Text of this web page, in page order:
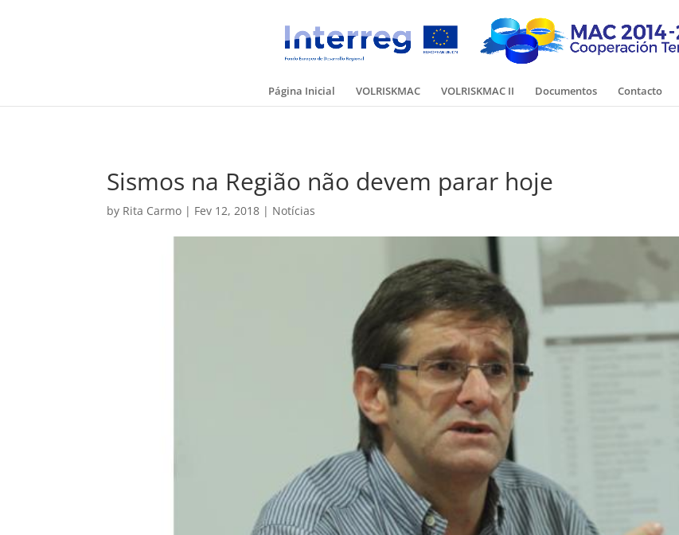
Página Inicial VOLRISKMAC VOLRISKMAC II Documentos Contacto
Sismos na Região não devem parar hoje
by Rita Carmo | Fev 12, 2018 | Notícias